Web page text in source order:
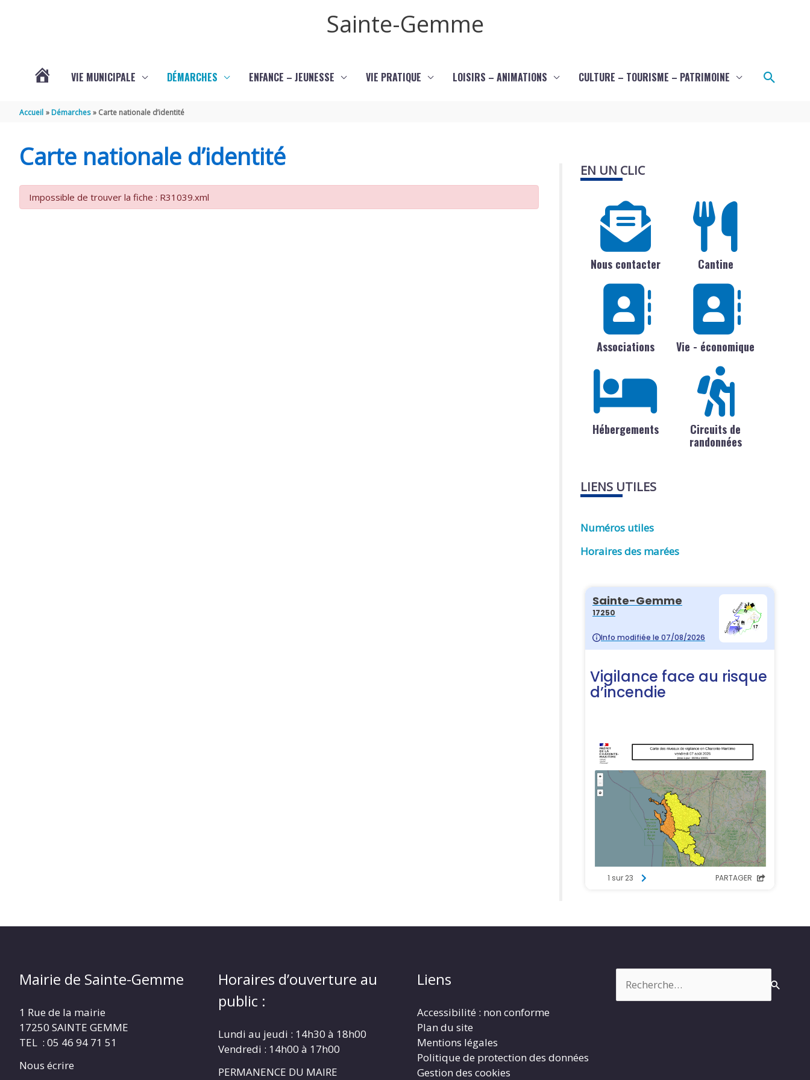
Sainte-Gemme
GEMME
VIE MUNICIPALE DÉMARCHES ENFANCE – JEUNESSE VIE PRATIQUE LOISIRS – ANIMATIONS CULTURE – TOURISME – PATRIMOINE
Accueil Démarches Carte nationale d’identité
Carte nationale d’identité
Impossible de trouver la fiche : R31039.xml
EN UN CLIC
Nous contacter Cantine
Associations Vie - économique
Hébergements
Circuits de
randonnées
LIENS UTILES
Numéros utiles
Horaires des marées
Mairie de Sainte-Gemme
1 Rue de la mairie
17250 SAINTE GEMME
TEL : 05 46 94 71 51
Nous écrire
Horaires d’ouverture au
public :
Lundi au jeudi : 14h30 à 18h00
Vendredi : 14h00 à 17h00
PERMANENCE DU MAIRE
Liens
Accessibilité : non conforme
Plan du site
Mentions légales
Politique de protection des données
Gestion des cookies